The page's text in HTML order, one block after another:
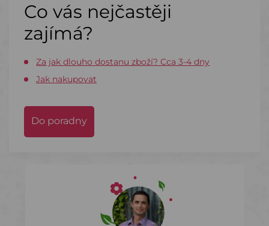
Co vás nejčastěji
zajímá?
Za jak dlouho dostanu zboží? Cca 3-4 dny
Jak nakupovat
Do poradny